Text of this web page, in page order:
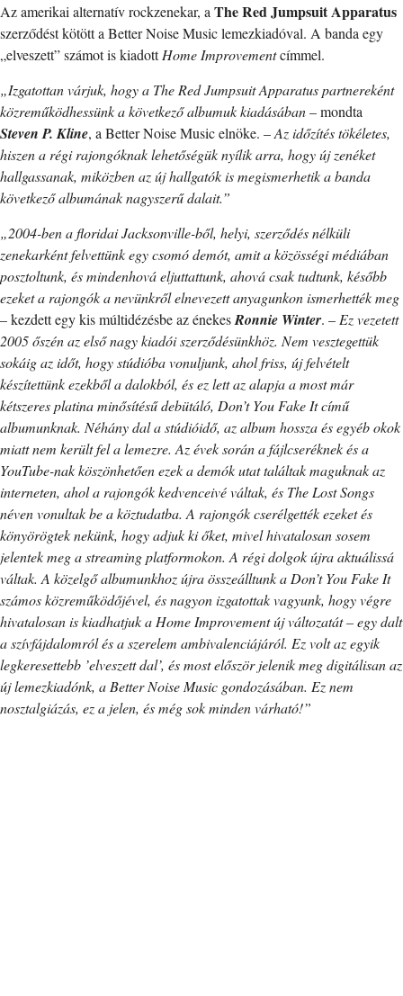
Az amerikai alternatív rockzenekar, aThe Red Jumpsuit Apparatus
szerződést kötött a Better Noise Music lemezkiadóval. A banda egy
„elveszett” számot is kiadottHome Improvementcímmel.
„Izgatottan várjuk, hogy a The Red Jumpsuit Apparatus partnereként
közreműködhessünk a következő albumuk kiadásában– mondta
Steven P. Kline, a Better Noise Music elnöke. –Az időzítés tökéletes,
hiszen a régi rajongóknak lehetőségük nyílik arra, hogy új zenéket
hallgassanak, miközben az új hallgatók is megismerhetik a banda
következő albumának nagyszerű dalait.”
„2004-ben a floridai Jacksonville-ből, helyi, szerződés nélküli
zenekarként felvettünk egy csomó demót, amit a közösségi médiában
posztoltunk, és mindenhová eljuttattunk, ahová csak tudtunk, később
ezeket a rajongók a nevünkről elnevezett anyagunkon ismerhették meg
– kezdett egy kis múltidézésbe az énekesRonnie Winter. –Ez vezetett
2005 őszén az első nagy kiadói szerződésünkhöz. Nem vesztegettük
sokáig az időt, hogy stúdióba vonuljunk, ahol friss, új felvételt
készítettünk ezekből a dalokból, és ez lett az alapja a most már
kétszeres platina minősítésű debütáló, Don’t You Fake It című
albumunknak. Néhány dal a stúdióidő, az album hossza és egyéb okok
miatt nem került fel a lemezre. Az évek során a fájlcseréknek és a
YouTube-nak köszönhetően ezek a demók utat találtak maguknak az
interneten, ahol a rajongók kedvenceivé váltak, és The Lost Songs
néven vonultak be a köztudatba. A rajongók cserélgették ezeket és
könyörögtek nekünk, hogy adjuk ki őket, mivel hivatalosan sosem
jelentek meg a streaming platformokon. A régi dolgok újra aktuálissá
váltak. A közelgő albumunkhoz újra összeálltunk a Don’t You Fake It
számos közreműködőjével, és nagyon izgatottak vagyunk, hogy végre
hivatalosan is kiadhatjuk a Home Improvement új változatát – egy dalt
a szívfájdalomról és a szerelem ambivalenciájáról. Ez volt az egyik
legkeresettebb ’elveszett dal’, és most először jelenik meg digitálisan az
új lemezkiadónk, a Better Noise Music gondozásában. Ez nem
nosztalgiázás, ez a jelen, és még sok minden várható!”